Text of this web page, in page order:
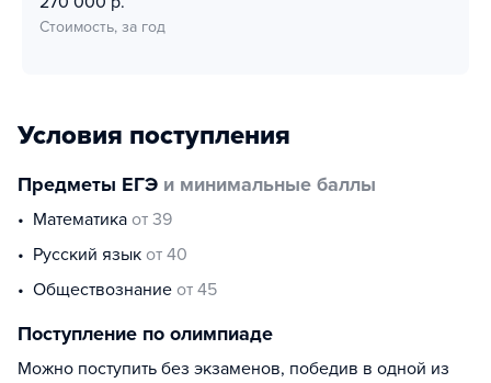
Стоимость, за год
Условия поступления
Предметы ЕГЭ и минимальные баллы
математика от 39
русский язык от 40
обществознание от 45
Поступление по олимпиаде
Можно поступить без экзаменов, победив в одной из